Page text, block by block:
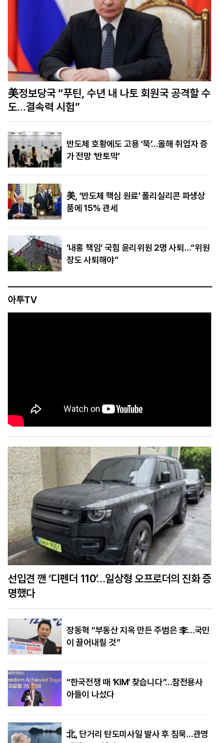
폭염 속 가뭄에 유럽 경제 위기…‘물류 대동맥’ 라
인강 수위 사상 최저
반도체 호황에도 고용 ‘뚝’…올해 취업자 증
가 전망 ‘반토막’
美, ‘반도체 핵심 원료’ 폴리실리콘 파생상
품에 15% 관세
‘내홍 책임’ 국힘 윤리위원 2명 사퇴…“위원
장도 사퇴해야”
아투TV
선입견 깬 ‘디펜더 110’…일상형 오프로더의 진화 증
명했다
장동혁 “부동산 지옥 만든 주범은 李…국민
이 끌어내릴 것”
“한국전쟁 때 ‘KIM’ 찾습니다”…참전용사
아들이 나섰다
北, 단거리 탄도미사일 발사 후 침묵…관영